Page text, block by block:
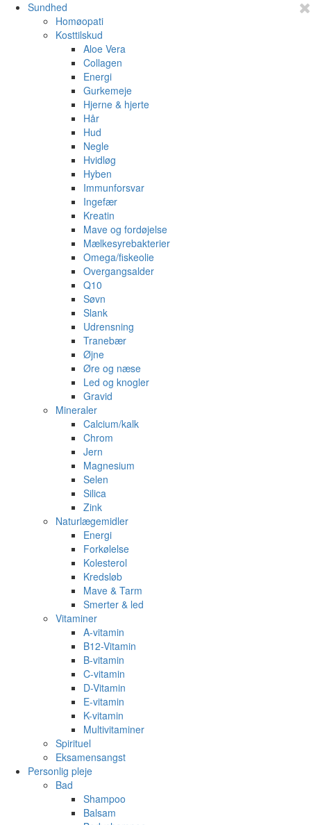
Sundhed
Homøopati
Kosttilskud
Aloe Vera
Collagen
Energi
Gurkemeje
Hjerne & hjerte
Hår
Hud
Negle
Hvidløg
Hyben
Immunforsvar
Ingefær
Kreatin
Mave og fordøjelse
Mælkesyrebakterier
Omega/fiskeolie
Overgangsalder
Q10
Søvn
Slank
Udrensning
Tranebær
Øjne
Øre og næse
Led og knogler
Gravid
Mineraler
Calcium/kalk
Chrom
Jern
Magnesium
Selen
Silica
Zink
Naturlægemidler
Energi
Forkølelse
Kolesterol
Kredsløb
Mave & Tarm
Smerter & led
Vitaminer
A-vitamin
B12-Vitamin
B-vitamin
C-vitamin
D-Vitamin
E-vitamin
K-vitamin
Multivitaminer
Spirituel
Eksamensangst
Personlig pleje
Bad
Shampoo
Balsam